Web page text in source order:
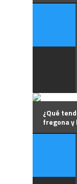
¿Qué
fregona y